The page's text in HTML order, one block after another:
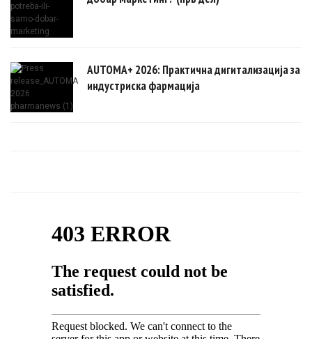
AUTOMA+ 2026: Практична дигитализација за
индустриска фармација